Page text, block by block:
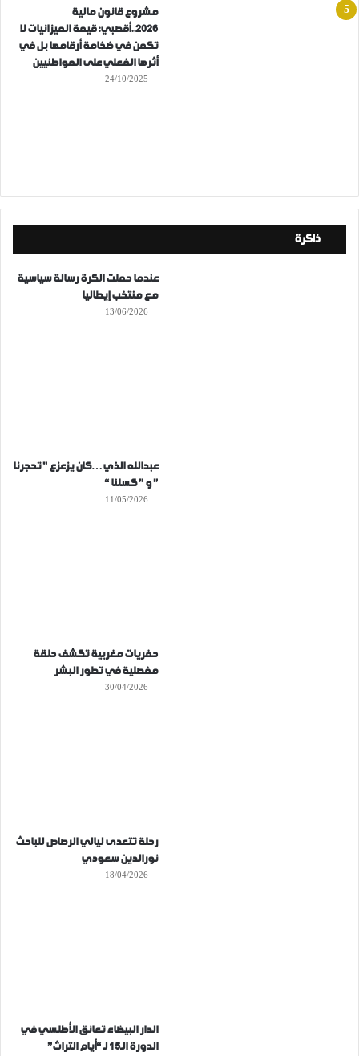
مشروع قانون مالية
2026..أقصبي: قيمة الميزانيات لا
تكمن في ضخامة أرقامها بل في
أثرها الفعلي على المواطنيين
24/10/2025
ذاكرة
عندما حملت الكرة رسالة سياسية
مع منتخب إيطاليا
13/06/2026
عبدالله الذي…كان يزعزع ” تحجرنا
” و ” كسلنا “
11/05/2026
حفريات مغربية تكشف حلقة
مفصلية في تطور البشر
30/04/2026
رحلة تتعدى ليالي الرصاص للباحث
نورالدين سعودي
18/04/2026
الدار البيضاء تعانق الأطلسي في
الدورة الـ15 لـ “أيام التراث”